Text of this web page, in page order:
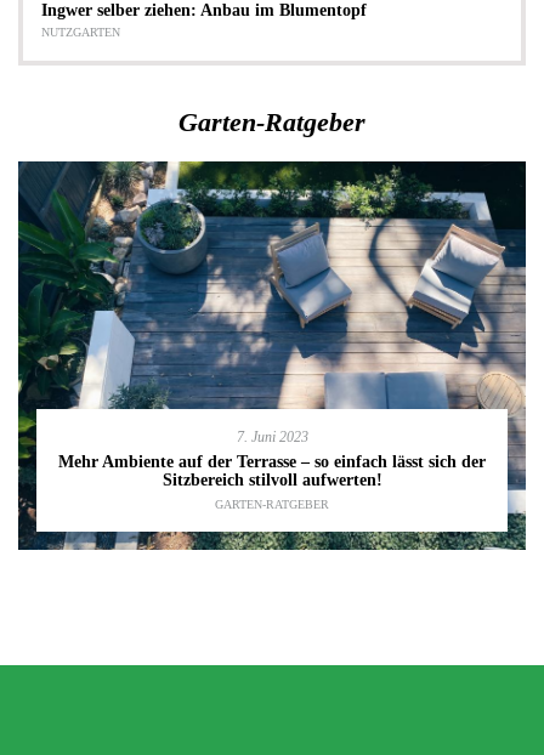
Ingwer selber ziehen: Anbau im Blumentopf
NUTZGARTEN
Garten-Ratgeber
7. Juni 2023
Mehr Ambiente auf der Terrasse – so einfach lässt sich der
Sitzbereich stilvoll aufwerten!
GARTEN-RATGEBER